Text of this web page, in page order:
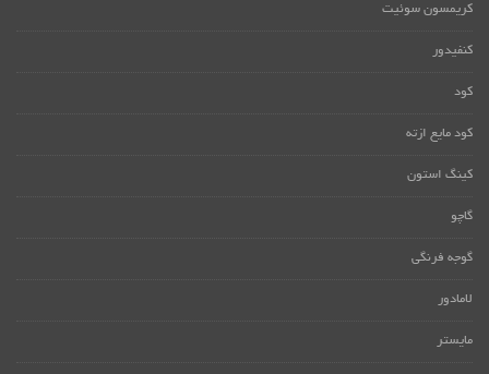
کریمسون سوئیت
کنفیدور
کود
کود مایع ازته
کینگ استون
گاچو
گوجه فرنگی
لامادور
مایستر